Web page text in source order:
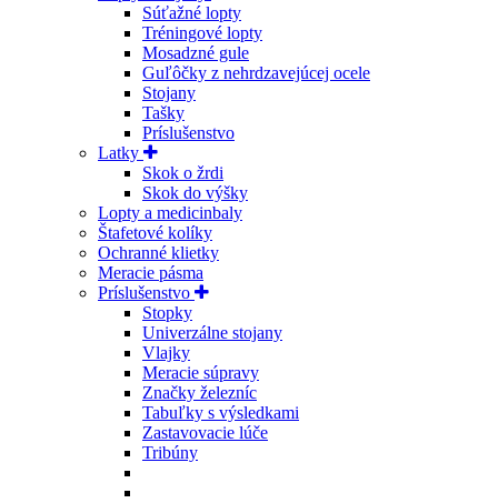
Súťažné lopty
Tréningové lopty
Mosadzné gule
Guľôčky z nehrdzavejúcej ocele
Stojany
Tašky
Príslušenstvo
Latky
Skok o žrdi
Skok do výšky
Lopty a medicinbaly
Štafetové kolíky
Ochranné klietky
Meracie pásma
Príslušenstvo
Stopky
Univerzálne stojany
Vlajky
Meracie súpravy
Značky železníc
Tabuľky s výsledkami
Zastavovacie lúče
Tribúny